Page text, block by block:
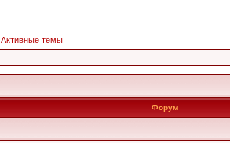
Активные темы
Форум